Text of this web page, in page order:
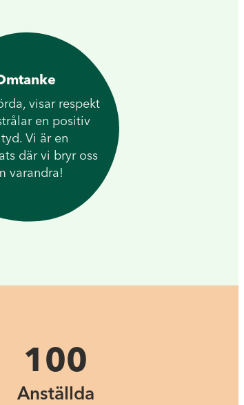
visar respekt
en positiv
Vi är en
där vi bryr oss
varandra!
100
Anställda